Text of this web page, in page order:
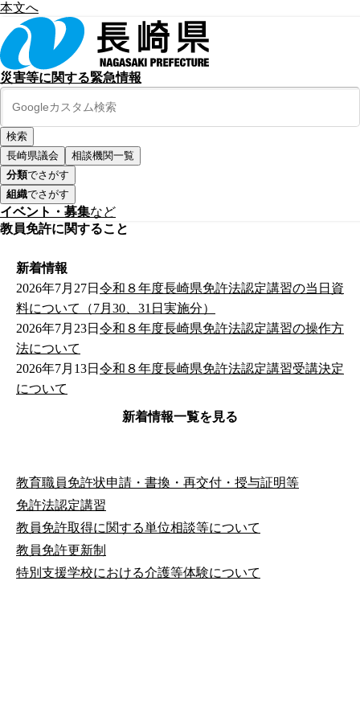
本文へ
災害等に関する緊急情報
長崎県議会
相談機関一覧
分類でさがす
組織でさがす
イベント・募集など
教員免許に関すること
新着情報
2026年7月27日 令和８年度長崎県免許法認定講習の当日資
料について（7月30、31日実施分）
2026年7月23日 令和８年度長崎県免許法認定講習の操作方
法について
2026年7月13日 令和８年度長崎県免許法認定講習受講決定
について
新着情報一覧を見る
教育職員免許状申請・書換・再交付・授与証明等
免許法認定講習
教員免許取得に関する単位相談等について
教員免許更新制
特別支援学校における介護等体験について